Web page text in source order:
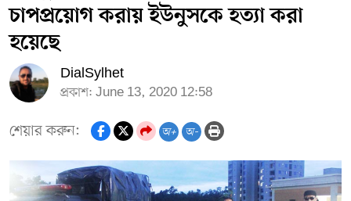
চাপপ্রয়োগ করায় ইউনুসকে হত্যা করা
হয়েছে
DialSylhet
প্রকাশ: June 13, 2020 12:58
শেয়ার করুন: অ+ অ-
মৌলভীবাজার
TERMS & CONDITIONS
EDITOR & PUBLISHER : SOHEL AHMED
সম্পাদকীয় কলাম